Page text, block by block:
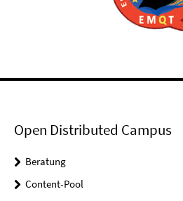
Open Distributed Campus
Beratung
Content-Pool